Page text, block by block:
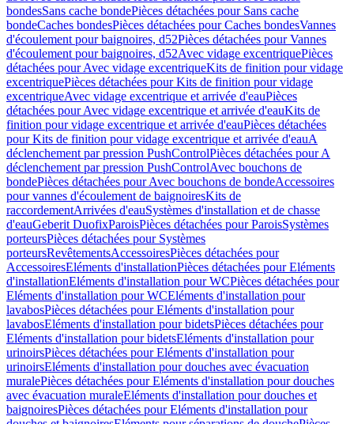
bondesSans cache bondePièces détachées pour Sans cache
bondeCaches bondesPièces détachées pour Caches bondesVannes
d'écoulement pour baignoires, d52Pièces détachées pour Vannes
d'écoulement pour baignoires, d52Avec vidage excentriquePièces
détachées pour Avec vidage excentriqueKits de finition pour vidage
excentriquePièces détachées pour Kits de finition pour vidage
excentriqueAvec vidage excentrique et arrivée d'eauPièces
détachées pour Avec vidage excentrique et arrivée d'eauKits de
finition pour vidage excentrique et arrivée d'eauPièces détachées
pour Kits de finition pour vidage excentrique et arrivée d'eauA
déclenchement par pression PushControlPièces détachées pour A
déclenchement par pression PushControlAvec bouchons de
bondePièces détachées pour Avec bouchons de bondeAccessoires
pour vannes d'écoulement de baignoiresKits de
raccordementArrivées d'eauSystèmes d'installation et de chasse
d'eauGeberit DuofixParoisPièces détachées pour ParoisSystèmes
porteursPièces détachées pour Systèmes
porteursRevêtementsAccessoiresPièces détachées pour
AccessoiresEléments d'installationPièces détachées pour Eléments
d'installationEléments d'installation pour WCPièces détachées pour
Eléments d'installation pour WCEléments d'installation pour
lavabosPièces détachées pour Eléments d'installation pour
lavabosEléments d'installation pour bidetsPièces détachées pour
Eléments d'installation pour bidetsEléments d'installation pour
urinoirsPièces détachées pour Eléments d'installation pour
urinoirsEléments d'installation pour douches avec évacuation
muralePièces détachées pour Eléments d'installation pour douches
avec évacuation muraleEléments d'installation pour douches et
baignoiresPièces détachées pour Eléments d'installation pour